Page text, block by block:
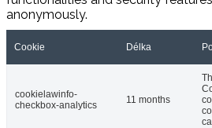
anonymously.
Cookie Délka
cookielawinfo-
checkbox-analytics
11 months